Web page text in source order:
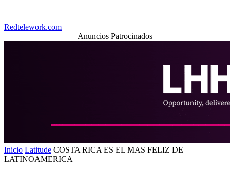
Redtelework.com
Anuncios Patrocinados
Inicio Latitude COSTA RICA ES EL MAS FELIZ DE
LATINOAMERICA